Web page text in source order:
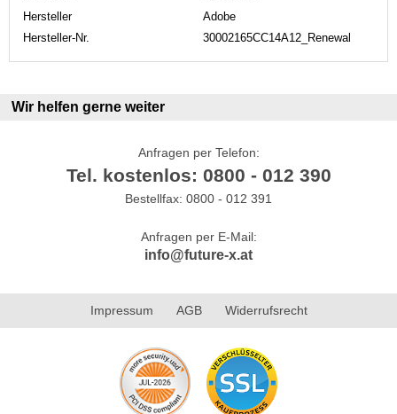
Hersteller
Adobe
Hersteller-Nr.
30002165CC14A12_Renewal
Wir helfen gerne weiter
Anfragen per Telefon:
Tel. kostenlos: 0800 - 012 390
Bestellfax: 0800 - 012 391
Anfragen per E-Mail:
info@future-x.at
Impressum AGB Widerrufsrecht